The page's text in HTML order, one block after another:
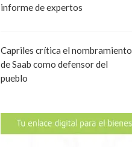
informe de expertos
Capriles crítica el nombramiento
de Saab como defensor del
pueblo